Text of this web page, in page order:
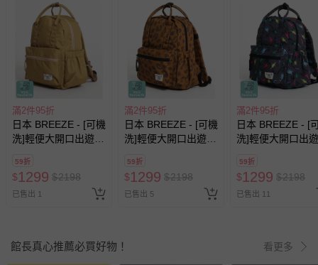
滿2件95折
日本 BREEZE - [可機
洗]輕便大開口出遊背
59折
$1299 $2198
已售出 1
滿2件95折
日本 BREEZE - [可機
洗]輕便大開口出遊背
59折
$1299 $2198
已售出 5
滿2件95折
日本 BREEZE - [
洗]輕便大開口出
59折
$1299 $2198
已售出 11
館長真心推薦必買好物！ 看更多